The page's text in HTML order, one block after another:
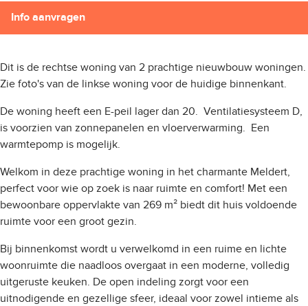
Info aanvragen
Dit is de rechtse woning van 2 prachtige nieuwbouw woningen.
Zie foto's van de linkse woning voor de huidige binnenkant.
De woning heeft een E-peil lager dan 20. Ventilatiesysteem D,
is voorzien van zonnepanelen en vloerverwarming. Een
warmtepomp is mogelijk.
Welkom in deze prachtige woning in het charmante Meldert,
perfect voor wie op zoek is naar ruimte en comfort! Met een
bewoonbare oppervlakte van 269 m² biedt dit huis voldoende
ruimte voor een groot gezin.
Bij binnenkomst wordt u verwelkomd in een ruime en lichte
woonruimte die naadloos overgaat in een moderne, volledig
uitgeruste keuken. De open indeling zorgt voor een
uitnodigende en gezellige sfeer, ideaal voor zowel intieme als